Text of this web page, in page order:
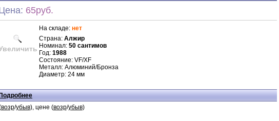
65руб.
На складе: нет
Страна: Алжир
Номинал: 50 сантимов
Год: 1988
Состояние: VF/XF
Металл: Алюминий/Бронза
Диаметр: 24 мм
Подробнее
возр/убыв), цене (возр/убыв)